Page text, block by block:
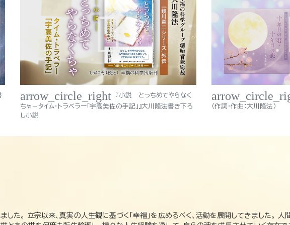
arrow_circle_right
『小説 とっちめてやらなく
ちゃ－タイム・トラベラー「宇高美佐の手記」』大川隆法書き下ろ
し小説
（作詞・作曲：大川隆法）
た。 立宗以来、真実の人生観に基づく「幸福」を広めるべく、活動を展開してきました。 人